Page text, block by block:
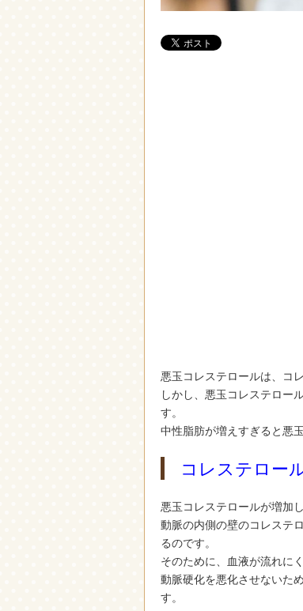
悪玉コレステロールは、コ
しかし、悪玉コレステロー
す。
中性脂肪が増えすぎると悪
コレステロー
悪玉コレステロールが増加
動脈の内側の壁のコレステ
るのです。
そのために、血液が流れに
動脈硬化を悪化させないた
す。